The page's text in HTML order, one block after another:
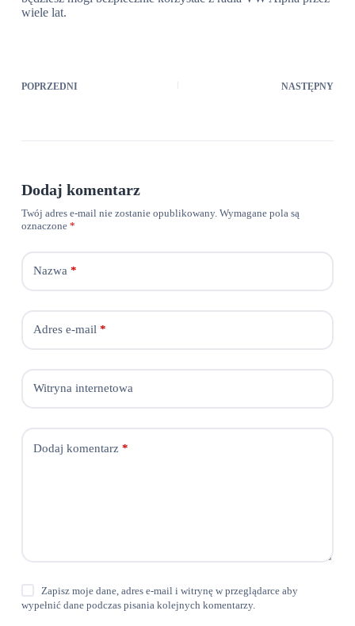
wiele lat.
POPRZEDNI NASTĘPNY
Dodaj komentarz
Twój adres e-mail nie zostanie opublikowany. Wymagane pola są
oznaczone *
Nazwa*
Adres e-mail*
Witryna internetowa
Dodaj komentarz*
Zapisz moje dane, adres e-mail i witrynę w przeglądarce aby
wypełnić dane podczas pisania kolejnych komentarzy.